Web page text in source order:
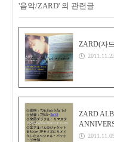
'음악/ZARD' 의 관련글
ZARD(자
ZARD